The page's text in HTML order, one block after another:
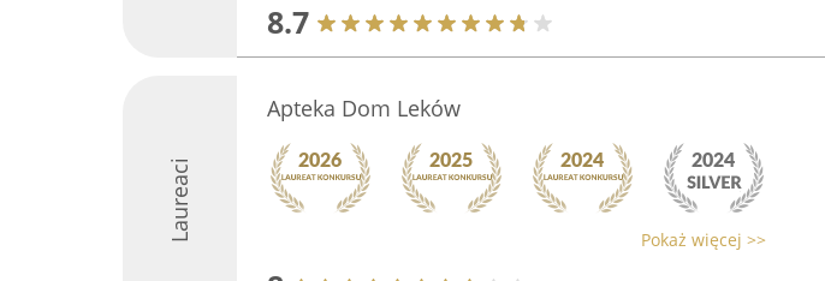
8.7
Laureaci
Apteka Dom Leków
Pokaż więcej >>